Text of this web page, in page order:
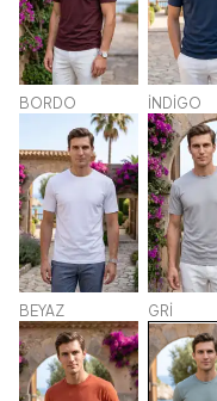
BORDO İNDİGO
BEYAZ GRİ